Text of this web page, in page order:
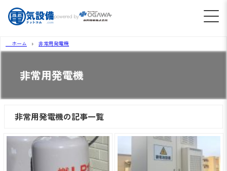
powered by
ホーム 非常用発電機
非常用発電機
非常用発電機の記事一覧